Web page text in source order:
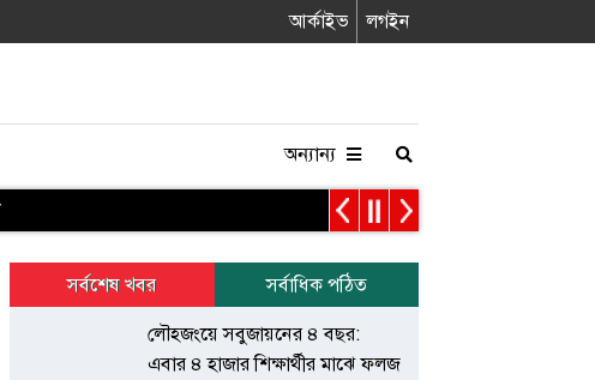
আর্কাইভ লগইন
অন্যান্য
সর্বশেষ খবর
সর্বাধিক পঠিত
লৌহজংয়ে সবুজায়নের ৪ বছর:
এবার ৪ হাজার শিক্ষার্থীর মাঝে ফলজ